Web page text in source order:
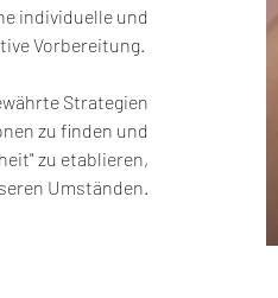
individuelle und
Vorbereitung.
Strategien
zu finden und
zu etablieren,
Umständen.